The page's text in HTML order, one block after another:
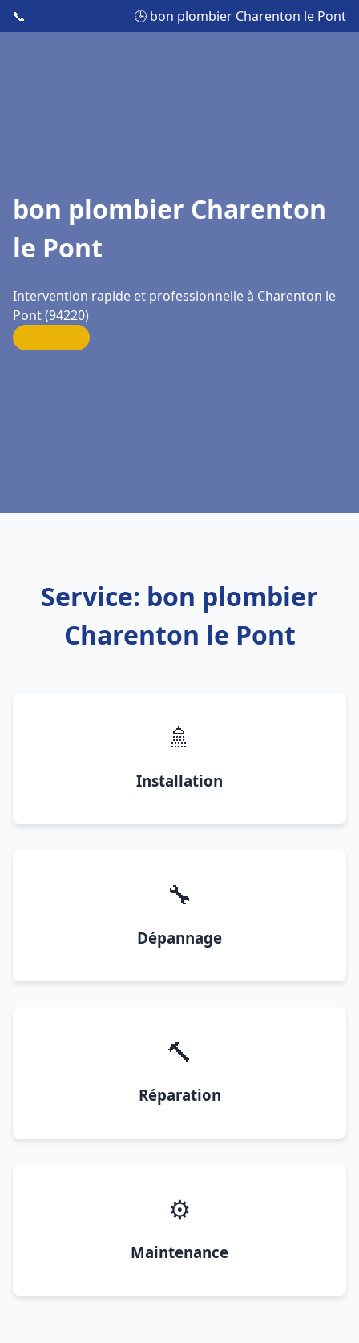
📞 🕒 bon plombier Charenton le Pont
bon plombier Charenton
le Pont
Intervention rapide et professionnelle à Charenton le
Pont (94220)
Service: bon plombier
Charenton le Pont
🚿
Installation
🔧
Dépannage
🔨
Réparation
⚙️
Maintenance